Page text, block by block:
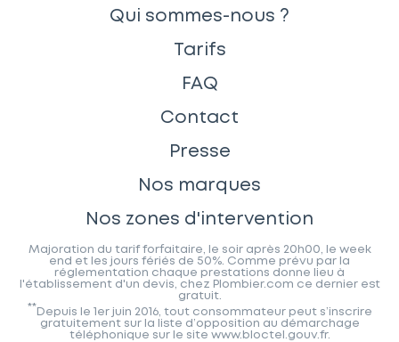
Qui sommes-nous ?
Tarifs
FAQ
Contact
Presse
Nos marques
Nos zones d'intervention
Majoration du tarif forfaitaire, le soir après 20h00, le week
end et les jours fériés de 50%. Comme prévu par la
réglementation chaque prestations donne lieu à
l'établissement d'un devis, chez Plombier.com ce dernier est
gratuit.
** Depuis le 1er juin 2016, tout consommateur peut s’inscrire
gratuitement sur la liste d’opposition au démarchage
téléphonique sur le site www.bloctel.gouv.fr.